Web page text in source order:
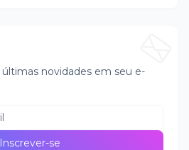
novidades em seu e-